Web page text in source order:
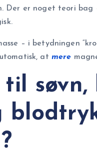
Der er noget teori
– i betydningen
at mere
søvn,